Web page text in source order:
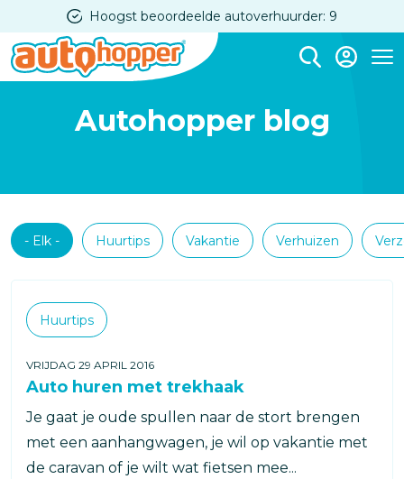
Overslaan
en
naar
Hoogst beoordeelde autoverhuurder: 9
Autohopper blog
Categorieën
- Elk - Huurtips Vakantie Verhuizen
Categorieën
Huurtips
VRIJDAG 29 APRIL 2016
Auto huren met trekhaak
Je gaat je oude spullen naar de stort brengen
met een aanhangwagen, je wil op vakantie met
de caravan of je wilt wat fietsen mee...